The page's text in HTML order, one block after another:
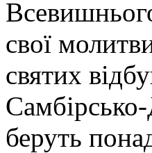
свої
святих
беруть